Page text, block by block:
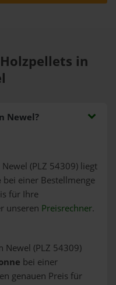
in
Newel?
(PLZ 54309) liegt
bei einer Bestellmenge
für Ihre
unseren Preisrechner.
Newel (PLZ 54309)
bei einer
genauen Preis für